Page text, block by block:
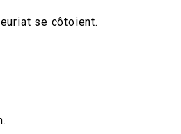
se côtoient.